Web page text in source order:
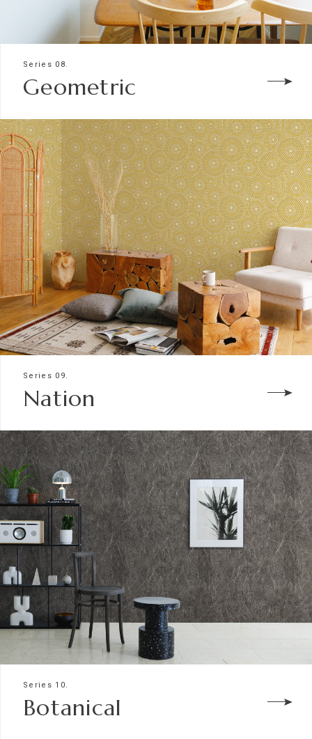
Series 08.
Geometric
Series 09.
Nation
Series 10.
Botanical